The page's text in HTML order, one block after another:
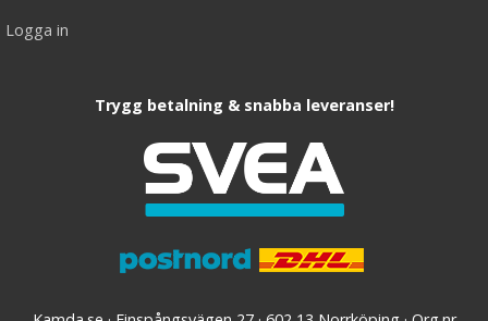
Logga in
Trygg betalning & snabba leveranser!